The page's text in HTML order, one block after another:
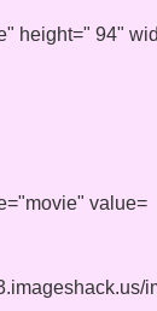
height=" 94"
value=